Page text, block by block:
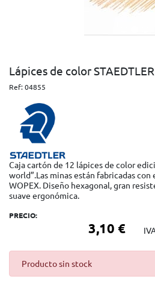
Lápices de color
Ref:04855
Caja cartón de 12 lápices de color
world”.Las minas están fabricadas
WOPEX. Diseño hexagonal, gran
suave ergonómica.
PRECIO:
3,10 €
Producto sin stock